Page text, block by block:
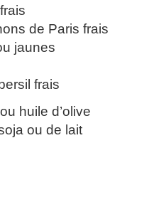
de Paris frais
jaunes
frais
huile d’olive
ou de lait